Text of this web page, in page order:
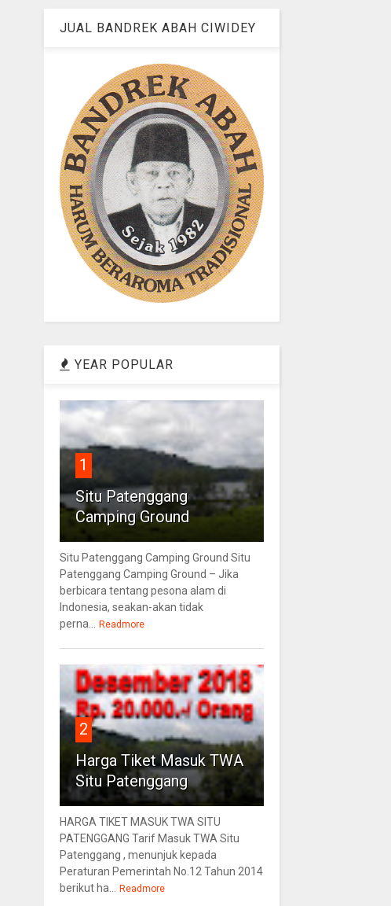
JUAL BANDREK ABAH CIWIDEY
YEAR POPULAR
1
Situ Patenggang
Camping Ground
Situ Patenggang Camping Ground Situ
Patenggang Camping Ground – Jika
berbicara tentang pesona alam di
Indonesia, seakan-akan tidak
perna...
Readmore
2
Harga Tiket Masuk TWA
Situ Patenggang
HARGA TIKET MASUK TWA SITU
PATENGGANG Tarif Masuk TWA Situ
Patenggang , menunjuk kepada
Peraturan Pemerintah No.12 Tahun 2014
berikut ha...
Readmore